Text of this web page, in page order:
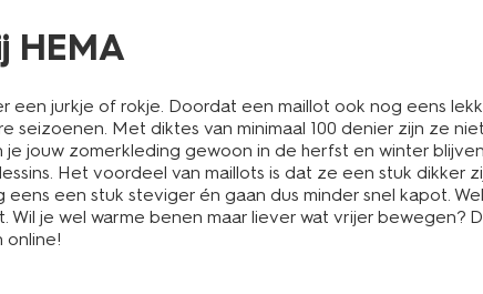
HEMA
een jurkje of rokje. Doordat een maillot ook nog eens
seizoenen. Met diktes van minimaal 100 denier zijn ze
jouw zomerkleding gewoon in de herfst en winter
Het voordeel van maillots is dat ze een stuk
eens een stuk steviger én gaan dus minder snel kapot.
je wel warme benen maar liever wat vrijer bewegen?
online!